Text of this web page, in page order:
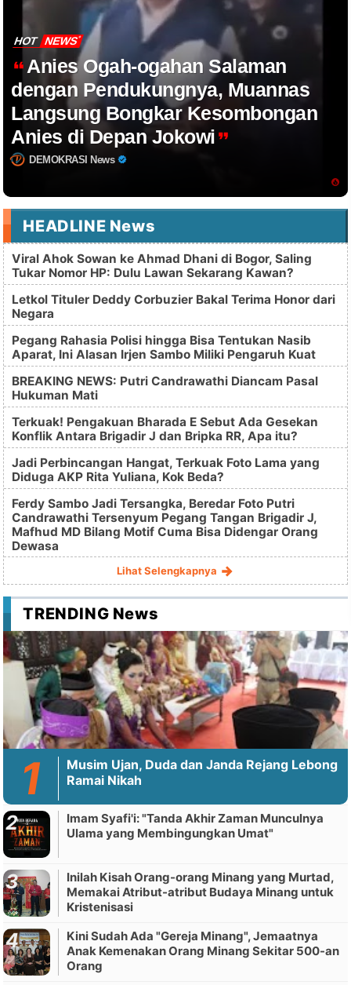
HOT NEWS
Anies Ogah-ogahan Salaman
dengan Pendukungnya, Muannas
Langsung Bongkar Kesombongan
Anies di Depan Jokowi
DEMOKRASI News
HEADLINE News
Viral Ahok Sowan ke Ahmad Dhani di Bogor, Saling
Tukar Nomor HP: Dulu Lawan Sekarang Kawan?
Letkol Tituler Deddy Corbuzier Bakal Terima Honor dari
Negara
Pegang Rahasia Polisi hingga Bisa Tentukan Nasib
Aparat, Ini Alasan Irjen Sambo Miliki Pengaruh Kuat
BREAKING NEWS: Putri Candrawathi Diancam Pasal
Hukuman Mati
Terkuak! Pengakuan Bharada E Sebut Ada Gesekan
Konflik Antara Brigadir J dan Bripka RR, Apa itu?
Jadi Perbincangan Hangat, Terkuak Foto Lama yang
Diduga AKP Rita Yuliana, Kok Beda?
Ferdy Sambo Jadi Tersangka, Beredar Foto Putri
Candrawathi Tersenyum Pegang Tangan Brigadir J,
Mafhud MD Bilang Motif Cuma Bisa Didengar Orang
Dewasa
Lihat Selengkapnya
TRENDING News
Musim Ujan, Duda dan Janda Rejang Lebong
Ramai Nikah
Imam Syafi'i: "Tanda Akhir Zaman Munculnya
Ulama yang Membingungkan Umat"
Inilah Kisah Orang-orang Minang yang Murtad,
Memakai Atribut-atribut Budaya Minang untuk
Kristenisasi
Kini Sudah Ada "Gereja Minang", Jemaatnya
Anak Kemenakan Orang Minang Sekitar 500-an
Orang